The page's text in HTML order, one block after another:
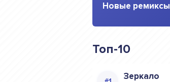
Новые ремиксы
Топ-10
Зеркало